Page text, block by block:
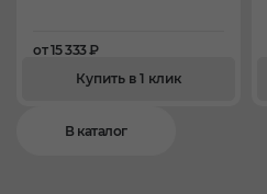
В каталог
от 15 333 ₽
Купить в 1 клик